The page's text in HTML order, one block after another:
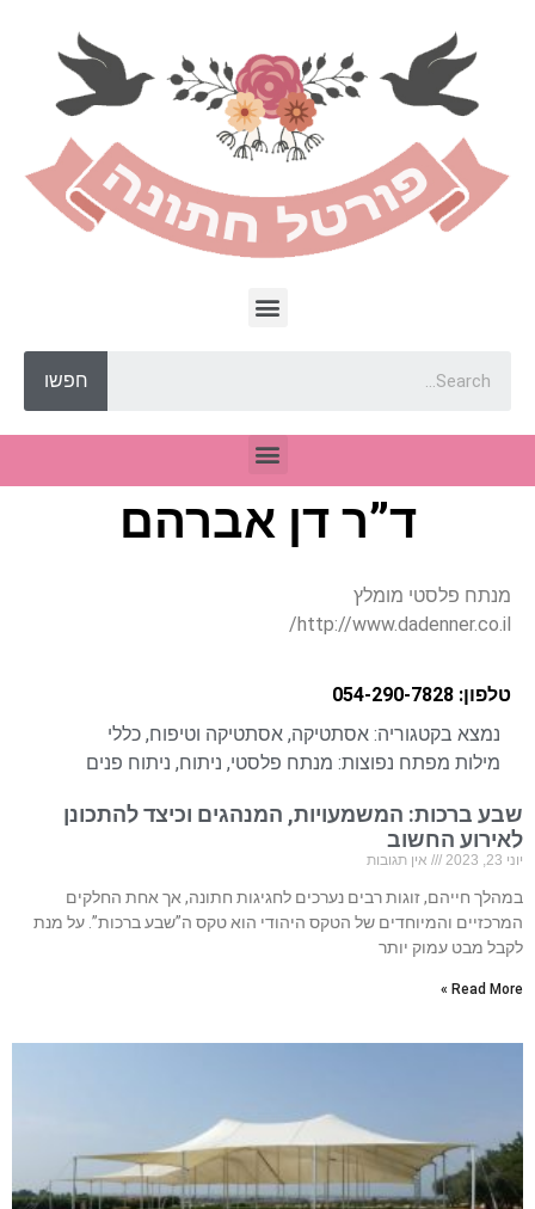
חפשו
ד”ר דן אברהם
מנתח פלסטי מומלץ
http://www.dadenner.co.il/
טלפון: 054-290-7828
נמצא בקטגוריה: אסתטיקה, אסתטיקה וטיפוח, כללי
מילות מפתח נפוצות: מנתח פלסטי, ניתוח, ניתוח פנים
שבע ברכות: המשמעויות, המנהגים וכיצד להתכונן
לאירוע החשוב
יוני 23, 2023 אין תגובות
במהלך חייהם, זוגות רבים נערכים לחגיגות חתונה, אך אחת החלקים
המרכזיים והמיוחדים של הטקס היהודי הוא טקס ה”שבע ברכות”. על מנת
לקבל מבט עמוק יותר
Read More »